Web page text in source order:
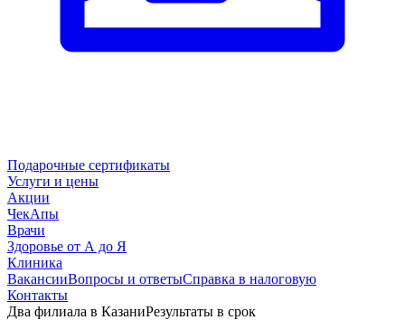
Подарочные сертификаты
Услуги и цены
Акции
ЧекАпы
Врачи
Здоровье от А до Я
Клиника
ВакансииВопросы и ответыСправка в налоговую
Контакты
Два филиала в КазаниРезультаты в срок